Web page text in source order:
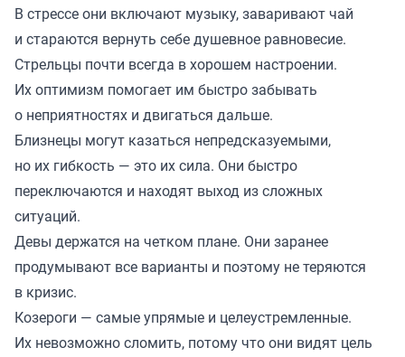
В стрессе они включают музыку, заваривают чай
и стараются вернуть себе душевное равновесие.
Стрельцы почти всегда в хорошем настроении.
Их оптимизм помогает им быстро забывать
о неприятностях и двигаться дальше.
Близнецы могут казаться непредсказуемыми,
но их гибкость — это их сила. Они быстро
переключаются и находят выход из сложных
ситуаций.
Девы держатся на четком плане. Они заранее
продумывают все варианты и поэтому не теряются
в кризис.
Козероги — самые упрямые и целеустремленные.
Их невозможно сломить, потому что они видят цель